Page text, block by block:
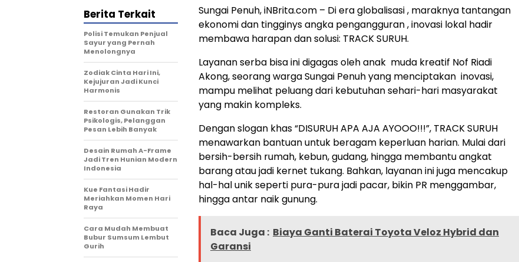
Sungai Penuh, iNBrita.com – Di era globalisasi , maraknya tantangan
ekonomi dan tingginys angka pengangguran , inovasi lokal hadir
membawa harapan dan solusi: TRACK SURUH.
Layanan serba bisa ini digagas oleh anak muda kreatif Nof Riadi
Akong, seorang warga Sungai Penuh yang menciptakan inovasi,
mampu melihat peluang dari kebutuhan sehari-hari masyarakat
yang makin kompleks.
Dengan slogan khas “DISURUH APA AJA AYOOO!!!”, TRACK SURUH
menawarkan bantuan untuk beragam keperluan harian. Mulai dari
bersih-bersih rumah, kebun, gudang, hingga membantu angkat
barang atau jadi kernet tukang. Bahkan, layanan ini juga mencakup
hal-hal unik seperti pura-pura jadi pacar, bikin PR menggambar,
hingga antar naik gunung.
Baca Juga : Biaya Ganti Baterai Toyota Veloz Hybrid dan
Garansi
Berita Terkait
Polisi Temukan Penjual
Sayur yang Pernah
Menolongnya
Zodiak Cinta Hari Ini,
Kejujuran Jadi Kunci
Harmonis
Restoran Gunakan Trik
Psikologis, Pelanggan
Pesan Lebih Banyak
Desain Rumah A-Frame
Jadi Tren Hunian Modern
Indonesia
Kue Fantasi Hadir
Meriahkan Momen Hari
Raya
Cara Mudah Membuat
Bubur Sumsum Lembut
Gurih